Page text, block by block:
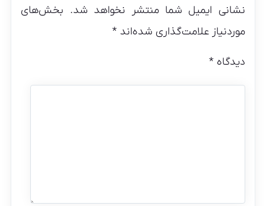
نشانی ایمیل شما منتشر نخواهد شد. بخش‌های
موردنیاز علامت‌گذاری شده‌اند*
دیدگاه*